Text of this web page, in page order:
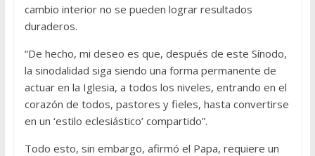
cambio interior no se pueden lograr resultados
duraderos.
“De hecho, mi deseo es que, después de este Sínodo,
la sinodalidad siga siendo una forma permanente de
actuar en la Iglesia, a todos los niveles, entrando en el
corazón de todos, pastores y fieles, hasta convertirse
en un ‘estilo eclesiástico’ compartido”.
Todo esto, sin embargo, afirmó el Papa, requiere un